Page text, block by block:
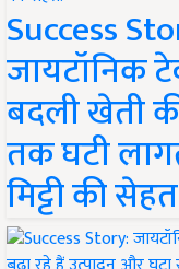
Success
जायटॉनिक
बदली खेती
तक घटी
मिट्टी की